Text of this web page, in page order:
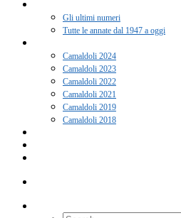
Gli ultimi numeri
Tutte le annate dal 1947 a oggi
Camaldoli 2024
Camaldoli 2023
Camaldoli 2022
Camaldoli 2021
Camaldoli 2019
Camaldoli 2018